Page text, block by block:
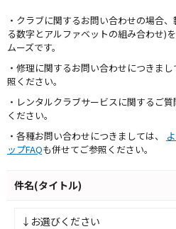
・クラブに関するお問い合わせの場合
る数字とアルファベットの組み合わせ)
ムーズです。
・修理に関するお問い合わせにつきま
照ください。
・レンタルクラブサービスに関するご質
ください。
・各種お問い合わせにつきましては、
ップFAQも併せてご参照ください。
件名(タイトル)